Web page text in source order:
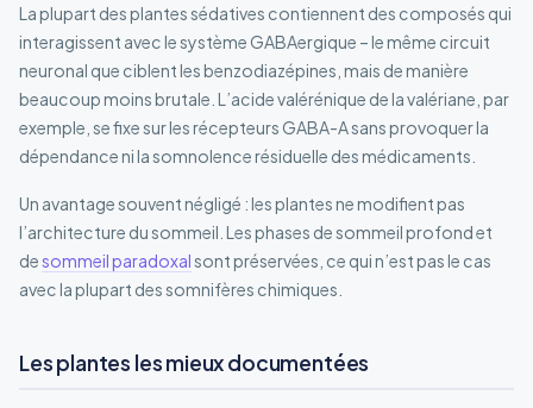
La plupart des plantes sédatives contiennent des composés qui
interagissent avec le système GABAergique – le même circuit
neuronal que ciblent les benzodiazépines, mais de manière
beaucoup moins brutale. L’acide valérénique de la valériane, par
exemple, se fixe sur les récepteurs GABA-A sans provoquer la
dépendance ni la somnolence résiduelle des médicaments.
Un avantage souvent négligé : les plantes ne modifient pas
l’architecture du sommeil. Les phases de sommeil profond et
de sommeil paradoxal sont préservées, ce qui n’est pas le cas
avec la plupart des somnifères chimiques.
Les plantes les mieux documentées